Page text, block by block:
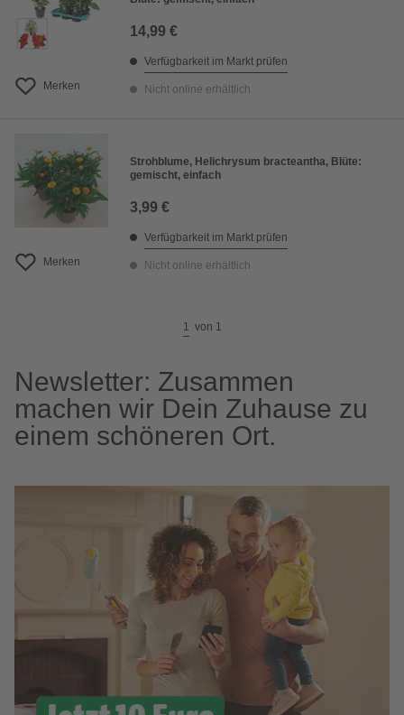
Merken
14,99 €
Verfügbarkeit im Markt prüfen
Nicht online erhältlich
Merken
Strohblume, Helichrysum bracteantha, Blüte:
gemischt, einfach
3,99 €
Verfügbarkeit im Markt prüfen
Nicht online erhältlich
1 von 1
Newsletter: Zusammen
machen wir Dein Zuhause zu
einem schöneren Ort.